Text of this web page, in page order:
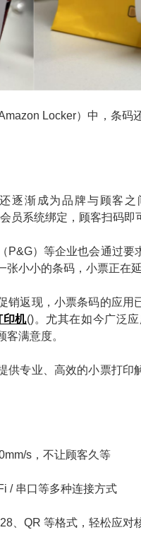
Locker）中，条码
逐渐成为品牌与顾客
员系统绑定，顾客扫码即
P&G）等企业也会通过
小小的条码，小票正在
销返现，小票条码的应
印机()。尤其在如今广泛
满意度。
供专业、高效的小票打印
s，不让顾客久等
/ 串口等多种连接方式
、QR 等格式，轻松应对